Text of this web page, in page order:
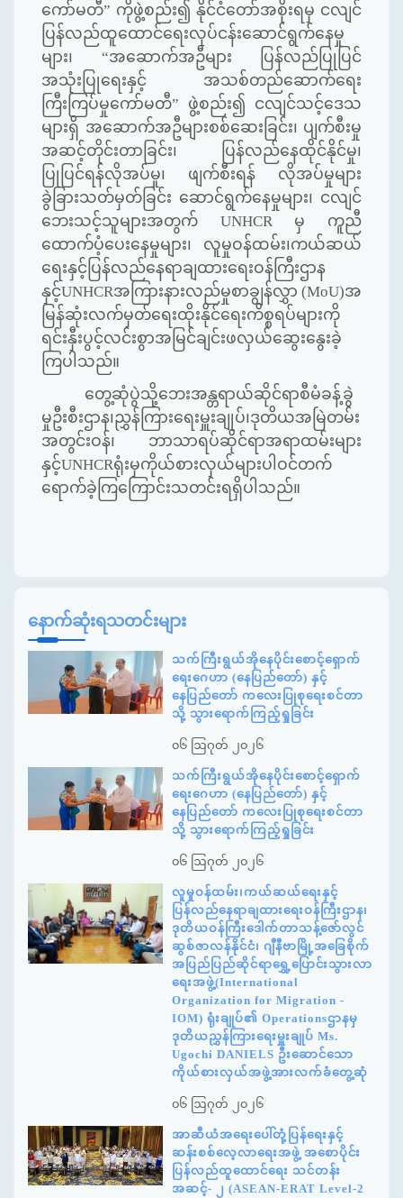
ကော်မတီ” ကိုဖွဲ့စည်း၍ နိုင်ငံတော်အစိုးရမှ ငလျင်
ပြန်လည်ထူထောင်ရေးလုပ်ငန်းဆောင်ရွက်နေမှု
များ၊ “အဆောက်အဦများ ပြန်လည်ပြုပြင်
အသုံးပြုရေးနှင့် အသစ်တည်ဆောက်ရေး
ကြီးကြပ်မှုကော်မတီ” ဖွဲ့စည်း၍ ငလျင်သင့်ဒေသ
များရှိ အဆောက်အဦများစစ်ဆေးခြင်း၊ ပျက်စီးမှု
အဆင့်တိုင်းတာခြင်း၊ ပြန်လည်နေထိုင်နိုင်မှု၊
ပြုပြင်ရန်လိုအပ်မှု၊ ဖျက်စီးရန် လိုအပ်မှုများ
ခွဲခြားသတ်မှတ်ခြင်း ဆောင်ရွက်နေမှုများ၊ ငလျင်
ဘေးသင့်သူများအတွက် UNHCR မှ ကူညီ
ထောက်ပံ့ပေးနေမှုများ၊ လူမှုဝန်ထမ်း၊ကယ်ဆယ်
ရေးနှင့်ပြန်လည်နေရာချထားရေးဝန်ကြီးဌာန
နှင့်UNHCRအကြားနားလည်မှုစာချွန်လွှာ (MoU)အ
မြန်ဆုံးလက်မှတ်ရေးထိုးနိုင်ရေးကိစ္စရပ်များကို
ရင်းနှီးပွင့်လင်းစွာအမြင်ချင်းဖလှယ်ဆွေးနွေးခဲ့
ကြပါသည်။
တွေ့ဆုံပွဲသို့ဘေးအန္တရာယ်ဆိုင်ရာစီမံခန့်ခွဲ
မှုဦးစီးဌာန၊ညွှန်ကြားရေးမှူးချုပ်၊ဒုတိယအမြဲတမ်း
အတွင်းဝန်၊ ဘာသာရပ်ဆိုင်ရာအရာထမ်းများ
နှင့်UNHCRရုံးမှကိုယ်စားလှယ်များပါဝင်တက်
ရောက်ခဲ့ကြကြောင်းသတင်းရရှိပါသည်။
နောက်ဆုံးရသတင်းများ
သက်ကြီးရွယ်အိုနေပိုင်းစောင့်ရှောက်
ရေးဂေဟာ (နေပြည်တော်) နှင့်
နေပြည်တော် ကလေးပြုစုရေးစင်တာ
သို့ သွားရောက်ကြည့်ရှုခြင်း
၀၆ ဩဂုတ် ၂၀၂၆
သက်ကြီးရွယ်အိုနေပိုင်းစောင့်ရှောက်
ရေးဂေဟာ (နေပြည်တော်) နှင့်
နေပြည်တော် ကလေးပြုစုရေးစင်တာ
သို့ သွားရောက်ကြည့်ရှုခြင်း
၀၆ ဩဂုတ် ၂၀၂၆
လူမှုဝန်ထမ်း၊ကယ်ဆယ်ရေးနှင့်
ပြန်လည်နေရာချထားရေးဝန်ကြီးဌာန၊
ဒုတိယဝန်ကြီးဒေါက်တာသန့်ဇော်လွင်
ဆွစ်ဇာလန်နိုင်ငံ၊ ဂျီနီဗာမြို့အခြေစိုက်
အပြည်ပြည်ဆိုင်ရာရွှေ့ပြောင်းသွားလာ
ရေးအဖွဲ့(International
Organization for Migration -
IOM) ရုံးချုပ်၏ Operationsဌာနမှ
ဒုတိယညွှန်ကြားရေးမှူးချုပ် Ms.
Ugochi DANIELS ဦးဆောင်သော
ကိုယ်စားလှယ်အဖွဲ့အားလက်ခံတွေ့ဆုံ
၀၆ ဩဂုတ် ၂၀၂၆
အာဆီယံအရေးပေါ်တုံ့ပြန်ရေးနှင့်
ဆန်းစစ်လေ့လာရေးအဖွဲ့ အစောပိုင်း
ပြန်လည်ထူထောင်ရေး သင်တန်း
အဆင့်- ၂ (ASEAN-ERAT Level-2